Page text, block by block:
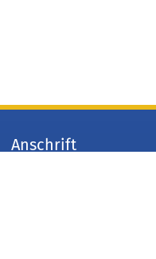
Anschrift